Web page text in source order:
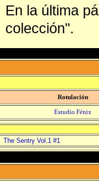
En la última
colección".
Rotulación
Estudio Fénix
The Sentry Vol.1 #1